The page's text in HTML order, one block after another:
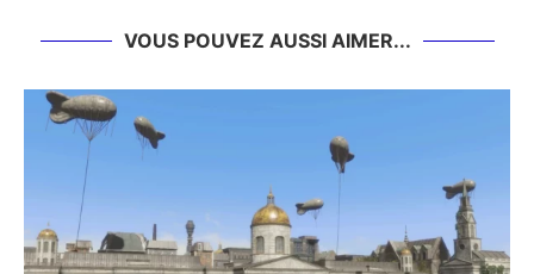
VOUS POUVEZ AUSSI AIMER...